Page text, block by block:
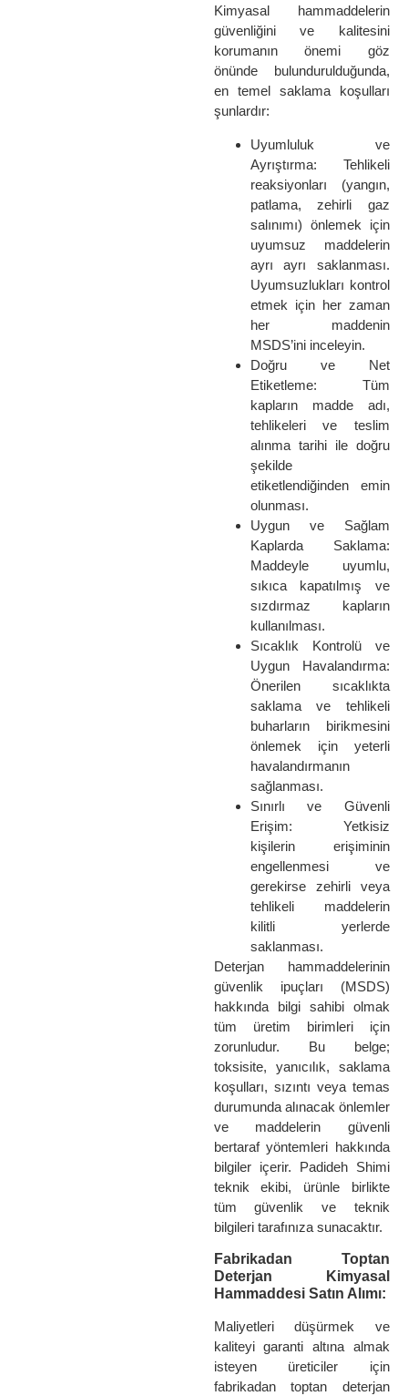
Kimyasal hammaddelerin
güvenliğini ve kalitesini
korumanın önemi göz
önünde bulundurulduğunda,
en temel saklama koşulları
şunlardır:
Uyumluluk ve
Ayrıştırma: Tehlikeli
reaksiyonları (yangın,
patlama, zehirli gaz
salınımı) önlemek için
uyumsuz maddelerin
ayrı ayrı saklanması.
Uyumsuzlukları kontrol
etmek için her zaman
her maddenin
MSDS’ini inceleyin.
Doğru ve Net
Etiketleme: Tüm
kapların madde adı,
tehlikeleri ve teslim
alınma tarihi ile doğru
şekilde
etiketlendiğinden emin
olunması.
Uygun ve Sağlam
Kaplarda Saklama:
Maddeyle uyumlu,
sıkıca kapatılmış ve
sızdırmaz kapların
kullanılması.
Sıcaklık Kontrolü ve
Uygun Havalandırma:
Önerilen sıcaklıkta
saklama ve tehlikeli
buharların birikmesini
önlemek için yeterli
havalandırmanın
sağlanması.
Sınırlı ve Güvenli
Erişim: Yetkisiz
kişilerin erişiminin
engellenmesi ve
gerekirse zehirli veya
tehlikeli maddelerin
kilitli yerlerde
saklanması.
Deterjan hammaddelerinin
güvenlik ipuçları (MSDS)
hakkında bilgi sahibi olmak
tüm üretim birimleri için
zorunludur. Bu belge;
toksisite, yanıcılık, saklama
koşulları, sızıntı veya temas
durumunda alınacak önlemler
ve maddelerin güvenli
bertaraf yöntemleri hakkında
bilgiler içerir. Padideh Shimi
teknik ekibi, ürünle birlikte
tüm güvenlik ve teknik
bilgileri tarafınıza sunacaktır.
Fabrikadan Toptan
Deterjan Kimyasal
Hammaddesi Satın Alımı:
Maliyetleri düşürmek ve
kaliteyi garanti altına almak
isteyen üreticiler için
fabrikadan toptan deterjan